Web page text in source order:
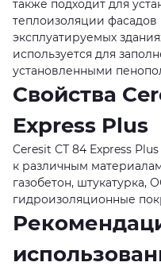
также подходит для
теплоизоляции фасадов
эксплуатируемых
используется для
установленными
Свойства
Express Plus
Ceresit СТ 84 Express
к различным
газобетон, штукатурка,
гидроизоляционные